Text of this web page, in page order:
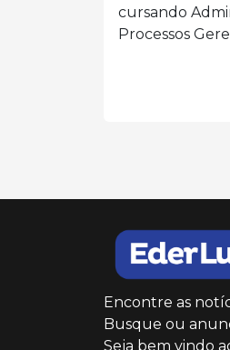
Vendedora
Eder Luiz...
Encontre as
Busque ou
Seja bem vindo